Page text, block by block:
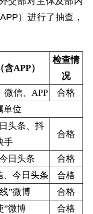
）进行了抽查，
APP）
检查情
况
微信、APP
合格
单位
头条、抖
手
合格
日头条
合格
、今日头条
合格
”微博
合格
”微博
合格